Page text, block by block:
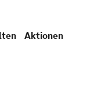
Aktionen